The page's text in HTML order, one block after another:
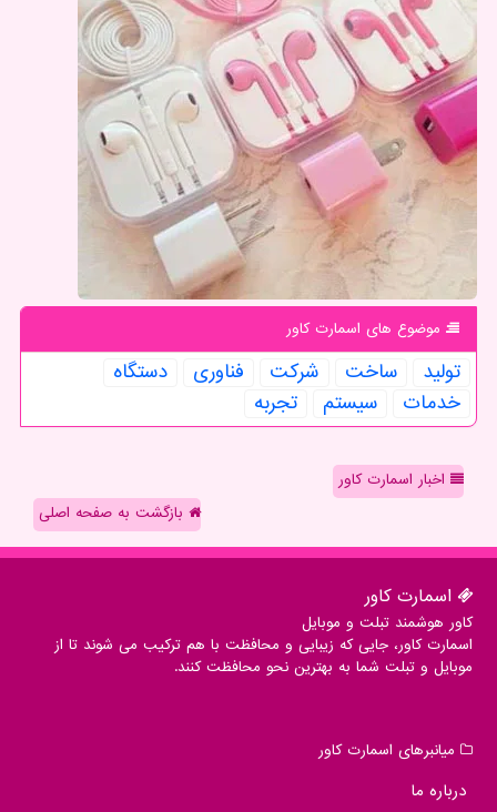
موضوع های اسمارت كاور
تولید ساخت شركت فناوری
دستگاه
خدمات
سیستم تجربه
اخبار اسمارت کاور
بازگشت به صفحه اصلی
اسمارت كاور
کاور هوشمند تبلت و موبایل
اسمارت کاور، جایی که زیبایی و محافظت با هم ترکیب می شوند تا از
موبایل و تبلت شما به بهترین نحو محافظت کنند.
میانبرهای اسمارت كاور
درباره ما